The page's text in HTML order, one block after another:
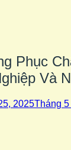
Phục
Và
2025Tháng